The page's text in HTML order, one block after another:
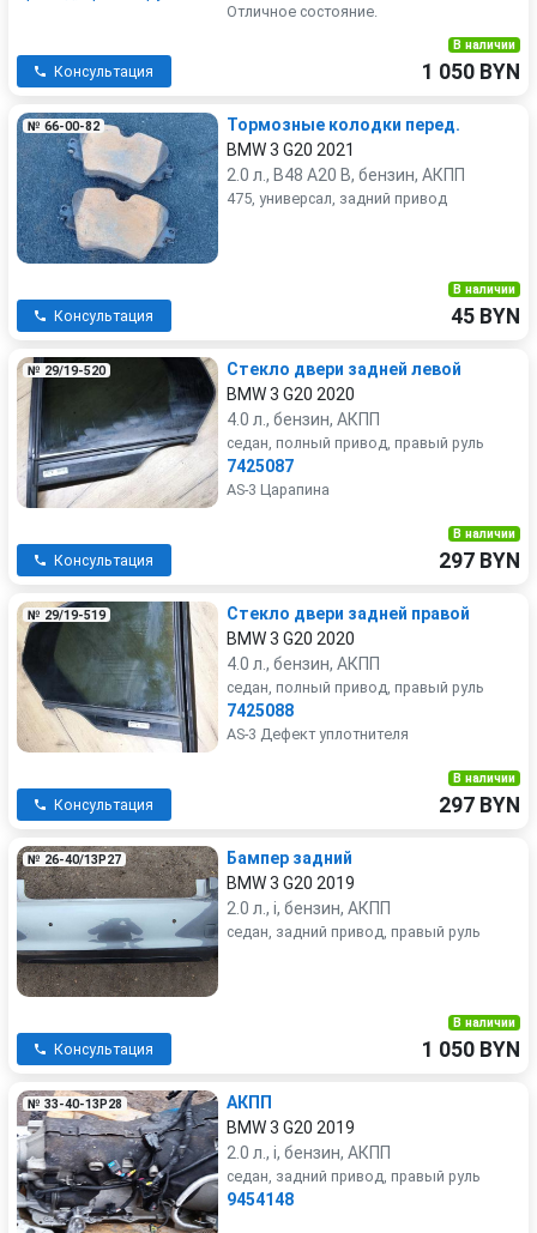
Отличное состояние.
Консультация
В наличии
1 050 BYN
№ 66-00-82
Тормозные колодки перед.
BMW 3 G20 2021
2.0 л., B48 A20 B, бензин, АКПП
475, универсал, задний привод
Консультация
В наличии
45 BYN
№ 29/19-520
Стекло двери задней левой
BMW 3 G20 2020
4.0 л., бензин, АКПП
седан, полный привод, правый руль
7425087
AS-3 Царапина
Консультация
В наличии
297 BYN
№ 29/19-519
Стекло двери задней правой
BMW 3 G20 2020
4.0 л., бензин, АКПП
седан, полный привод, правый руль
7425088
AS-3 Дефект уплотнителя
Консультация
В наличии
297 BYN
№ 26-40/13P27
Бампер задний
BMW 3 G20 2019
2.0 л., i, бензин, АКПП
седан, задний привод, правый руль
Консультация
В наличии
1 050 BYN
№ 33-40-13P28
АКПП
BMW 3 G20 2019
2.0 л., i, бензин, АКПП
седан, задний привод, правый руль
9454148